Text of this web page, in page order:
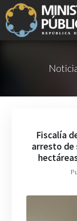
Fiscalía
arresto de